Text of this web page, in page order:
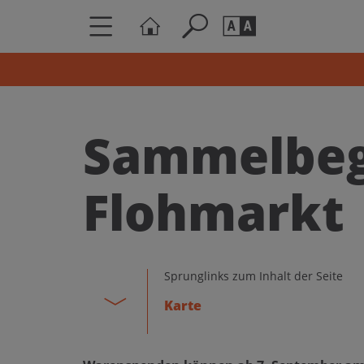
AA
Flohmarkt
Sprunglinks zum Inhalt der Seite
Karte